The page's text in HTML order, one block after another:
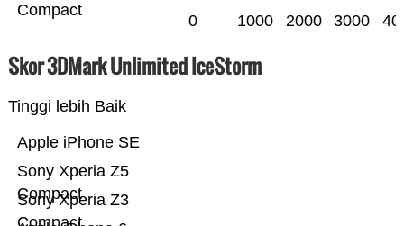
Compact
0 1000 2000 3000
Skor 3DMark Unlimited IceStorm
Tinggi lebih Baik
Sony Xperia Z3
Sony Xperia Z5
Compact
Apple iPhone SE